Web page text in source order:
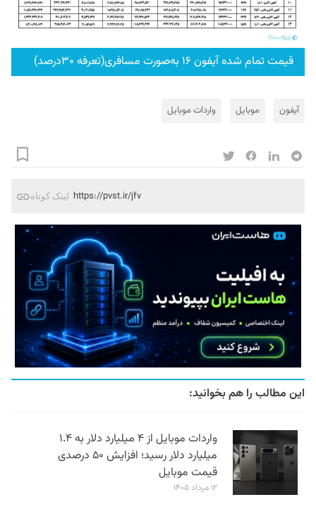
قیمت تمام شده آیفون ۱۶ به‌صورت مسافری(تعرفه ۳۰درصد)
آیفون موبایل واردات موبایل
لینک کوتاه https://pvst.ir/jfv
این مطالب را هم بخوانید:
واردات موبایل از ۴ میلیارد دلار به ۱.۴
میلیارد دلار رسید؛ افزایش ۵۰ درصدی
قیمت موبایل
۱۲ مرداد ۱۴۰۵